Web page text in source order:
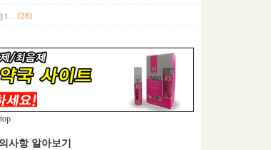
[28]
사항 알아보기